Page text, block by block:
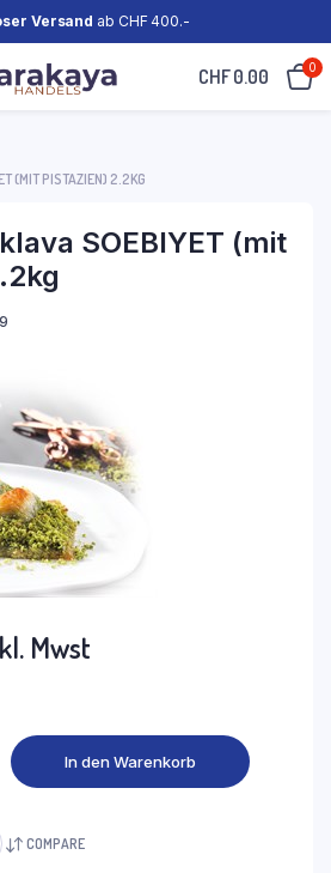
Versand ab CHF 400.-
CHF0.00 0
(MIT PISTAZIEN) 2.2KG
SOEBIYET (mit
Mwst
In den Warenkorb
COMPARE